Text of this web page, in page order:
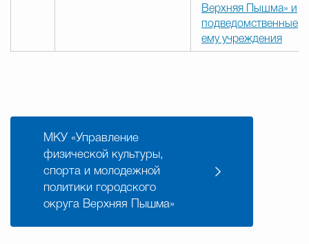
Верхняя Пышма» и
подведомственные
ему учреждения
МКУ «Управление
физической культуры,
спорта и молодежной
политики городского
округа Верхняя Пышма»